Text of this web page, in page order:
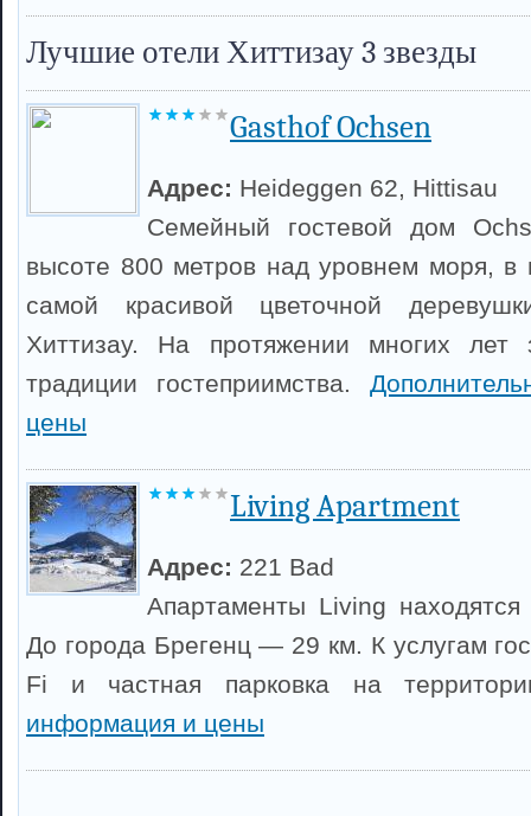
Лучшие отели Хиттизау 3 звезды
Gasthof Ochsen
Адрес: Heideggen 62, Hittisau
Семейный гостевой дом
высоте 800 метров над уровнем моря, в
самой красивой цветочной
Хиттизау. На протяжении многих лет
традиции гостеприимства.
цены
Living Apartment
Адрес: 221 Bad
Апартаменты Living находятся
До города Брегенц — 29 км. К услугам
Fi и частная парковка на
информация и цены